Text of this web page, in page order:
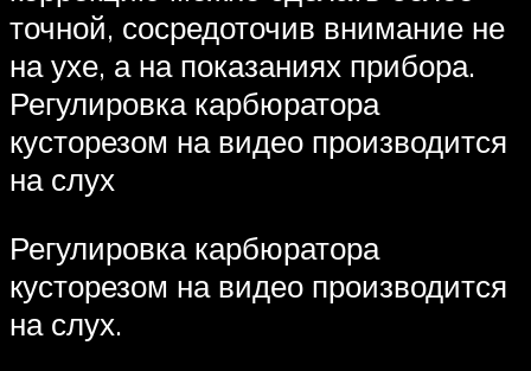
точной, сосредоточив внимание не
на ухе, а на показаниях прибора.
Регулировка карбюратора
кусторезом на видео производится
на слух
Регулировка карбюратора
кусторезом на видео производится
на слух.